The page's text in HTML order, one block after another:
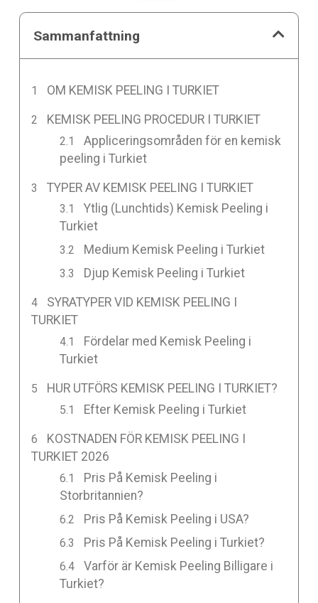
Sammanfattning
OM KEMISK PEELING I TURKIET
KEMISK PEELING PROCEDUR I TURKIET
Appliceringsområden för en kemisk
peeling i Turkiet
TYPER AV KEMISK PEELING I TURKIET
Ytlig (Lunchtids) Kemisk Peeling i
Turkiet
Medium Kemisk Peeling i Turkiet
Djup Kemisk Peeling i Turkiet
SYRATYPER VID KEMISK PEELING I
TURKIET
Fördelar med Kemisk Peeling i
Turkiet
HUR UTFÖRS KEMISK PEELING I TURKIET?
Efter Kemisk Peeling i Turkiet
KOSTNADEN FÖR KEMISK PEELING I
TURKIET 2026
Pris På Kemisk Peeling i
Storbritannien?
Pris På Kemisk Peeling i USA?
Pris På Kemisk Peeling i Turkiet?
Varför är Kemisk Peeling Billigare i
Turkiet?